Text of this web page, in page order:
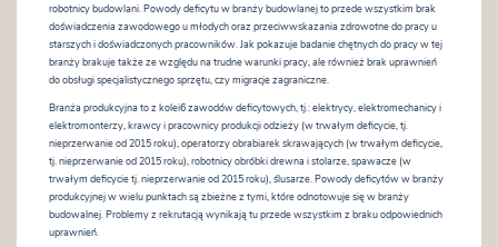
robotnicy budowlani. Powody deficytu w branży budowlanej to przede wszystkim brak
doświadczenia zawodowego u młodych oraz przeciwwskazania zdrowotne do pracy u
starszych i doświadczonych pracowników. Jak pokazuje badanie chętnych do pracy w tej
branży brakuje także ze względu na trudne warunki pracy, ale również brak uprawnień
do obsługi specjalistycznego sprzętu, czy migracje zagraniczne.
Branża produkcyjna to z kolei6 zawodów deficytowych, tj.: elektrycy, elektromechanicy i
elektromonterzy, krawcy i pracownicy produkcji odzieży (w trwałym deficycie, tj.
nieprzerwanie od 2015 roku), operatorzy obrabiarek skrawających (w trwałym deficycie,
tj. nieprzerwanie od 2015 roku), robotnicy obróbki drewna i stolarze, spawacze (w
trwałym deficycie tj. nieprzerwanie od 2015 roku), ślusarze. Powody deficytów w branży
produkcyjnej w wielu punktach są zbieżne z tymi, które odnotowuje się w branży
budowalnej. Problemy z rekrutacją wynikają tu przede wszystkim z braku odpowiednich
uprawnień.